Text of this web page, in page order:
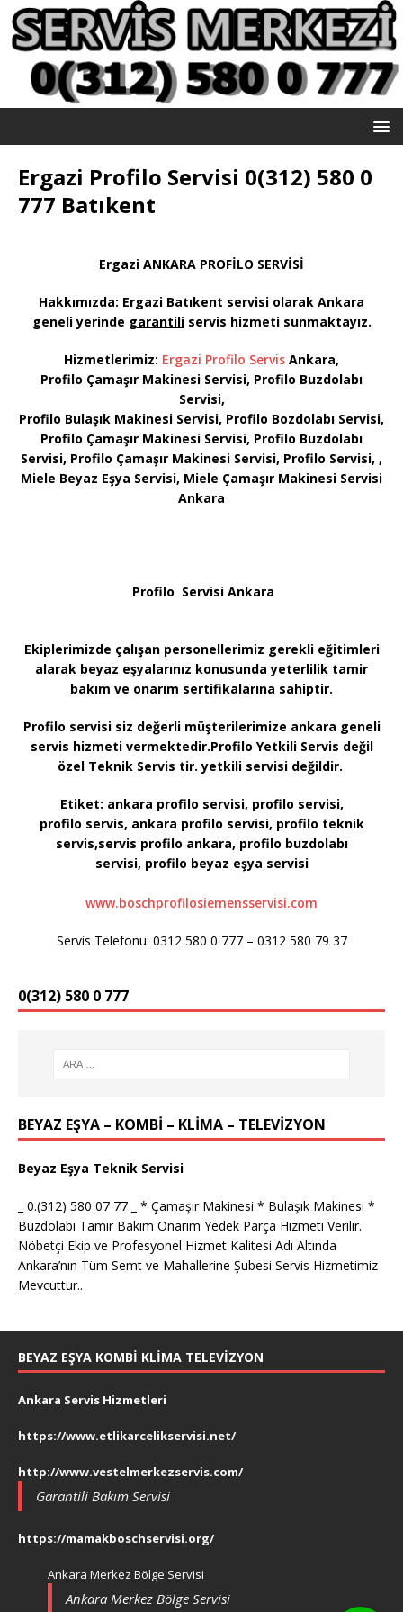
Ergazi Profilo Servisi 0(312) 580 0
777 Batıkent
Ergazi ANKARA PROFİLO SERVİSİ
Hakkımızda: Ergazi Batıkent servisi olarak Ankara
geneli yerinde garantiliservis hizmeti sunmaktayız.
Hizmetlerimiz: Ergazi Profilo Servis Ankara,
Profilo Çamaşır Makinesi Servisi, Profilo Buzdolabı
Servisi,
Profilo Bulaşık Makinesi Servisi, Profilo Bozdolabı Servisi,
Profilo Çamaşır Makinesi Servisi, Profilo Buzdolabı
Servisi, Profilo Çamaşır Makinesi Servisi, Profilo Servisi, ,
Miele Beyaz Eşya Servisi, Miele Çamaşır Makinesi Servisi
Ankara
Profilo Servisi Ankara
Ekiplerimizde çalışan personellerimiz gerekli eğitimleri
alarak beyaz eşyalarınız konusunda yeterlilik tamir
bakım ve onarım sertifikalarına sahiptir.
Profilo servisi siz değerli müşterilerimize ankara geneli
servis hizmeti vermektedir.Profilo Yetkili Servis değil
özel Teknik Servis tir. yetkili servisi değildir.
Etiket: ankara profilo servisi, profilo servisi,
profilo servis, ankara profilo servisi, profilo teknik
servis,servis profilo ankara, profilo buzdolabı
servisi, profilo beyaz eşya servisi
www.boschprofilosiemensservisi.com
Servis Telefonu: 0312 580 0 777 – 0312 580 79 37
0(312) 580 0 777
BEYAZ EŞYA – KOMBİ – KLİMA – TELEVİZYON
Beyaz Eşya Teknik Servisi
_ 0.(312) 580 07 77 _ * Çamaşır Makinesi * Bulaşık Makinesi *
Buzdolabı Tamir Bakım Onarım Yedek Parça Hizmeti Verilir.
Nöbetçi Ekip ve Profesyonel Hizmet Kalitesi Adı Altında
Ankara’nın Tüm Semt ve Mahallerine Şubesi Servis Hizmetimiz
Mevcuttur..
BEYAZ EŞYA KOMBI KLIMA TELEVIZYON
Ankara Servis Hizmetleri
https://www.etlikarcelikservisi.net/
http://www.vestelmerkezservis.com/
Garantili Bakım Servisi
https://mamakboschservisi.org/
Ankara Merkez Bölge Servisi
Ankara Merkez Bölge Servisi